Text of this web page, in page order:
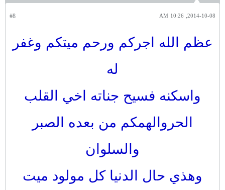
#8 2014-10-08, 10:26 AM
عظم الله اجركم ورحم ميتكم وغفر
له
واسكنه فسيح جناته اخي القلب
الحروالهمكم من بعده الصبر
والسلوان
وهذي حال الدنيا كل مولود ميت